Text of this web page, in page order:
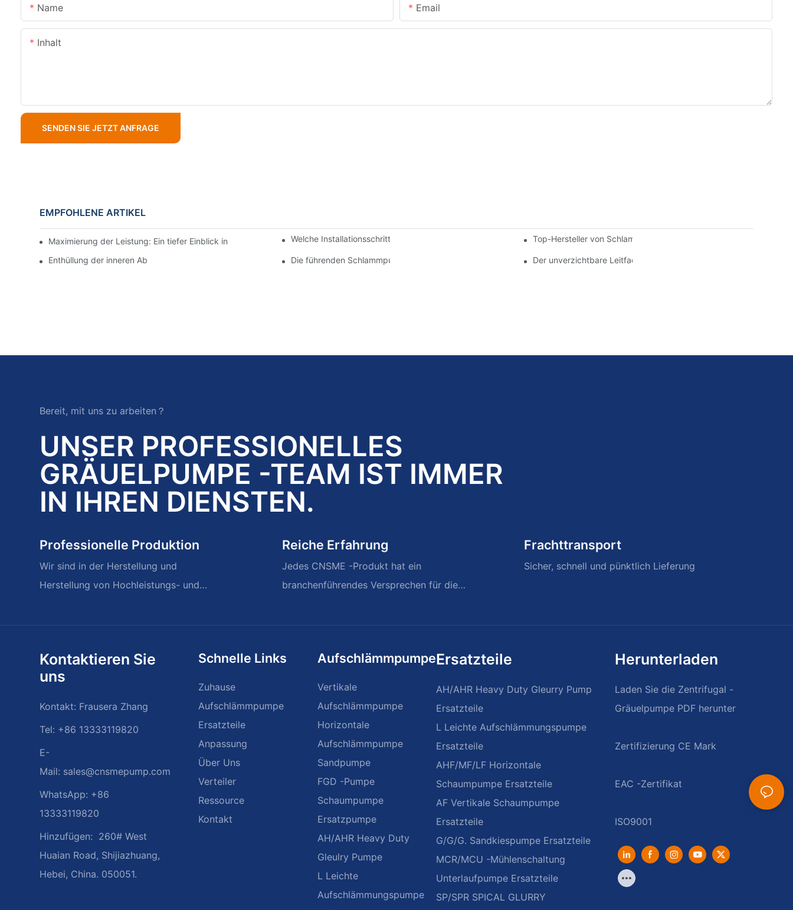
Name Email
Inhalt
SENDEN SIE JETZT ANFRAGE
EMPFOHLENE ARTIKEL
Maximierung der Leistung: Ein tiefer Einblick in die Konstruktion von SchlammpumpenlaufrädernWelche Installationsschritte sind für eine Schlammpumpe erforderlich?Top-Hersteller von Schlammpumpen: Führende Unternehmen der
Enthüllung der inneren Abläufe einer Top-SchlammpumpenfabrikDie führenden Schlammpumpenlieferanten der Branche: Ein umfassender LeitfadenDer unverzichtbare Leitfaden zum Finden hochwertiger Warman-
Bereit, mit uns zu arbeiten？
UNSER PROFESSIONELLES
GRÄUELPUMPE -TEAM IST IMMER
IN IHREN DIENSTEN.
Professionelle Produktion
Wir sind in der Herstellung und
Herstellung von Hochleistungs- und
Ersatzteilen beschäftigt
Reiche Erfahrung
Jedes CNSME -Produkt hat ein
branchenführendes Versprechen für die
Frachttransport
Sicher, schnell und pünktlich Lieferung
Kontaktieren Sie
uns
Kontakt: Frausera Zhang
Tel: +86 13333119820
E-
Mail: sales@cnsmepump.com
WhatsApp: +86
13333119820
Hinzufügen: 260# West
Huaian Road, Shijiazhuang,
Hebei, China. 050051.
Schnelle Links
Zuhause
Aufschlämmpumpe
Ersatzteile
Anpassung
Über Uns
Verteiler
Ressource
Kontakt
Aufschlämmpumpe
Vertikale
Aufschlämmpumpe
Horizontale
Aufschlämmpumpe
Sandpumpe
FGD -Pumpe
Schaumpumpe
Ersatzpumpe
AH/AHR Heavy Duty
Gleulry Pumpe
L Leichte
Aufschlämmungspumpe
Ersatzteile
AH/AHR Heavy Duty Gleurry Pump
Ersatzteile
L Leichte Aufschlämmungspumpe
Ersatzteile
AHF/MF/LF Horizontale
Schaumpumpe Ersatzteile
AF Vertikale Schaumpumpe
Ersatzteile
G/G/G. Sandkiespumpe Ersatzteile
MCR/MCU -Mühlenschaltung
Unterlaufpumpe Ersatzteile
SP/SPR SPICAL GLURRY
Herunterladen
Laden Sie die Zentrifugal -
Gräuelpumpe PDF herunter